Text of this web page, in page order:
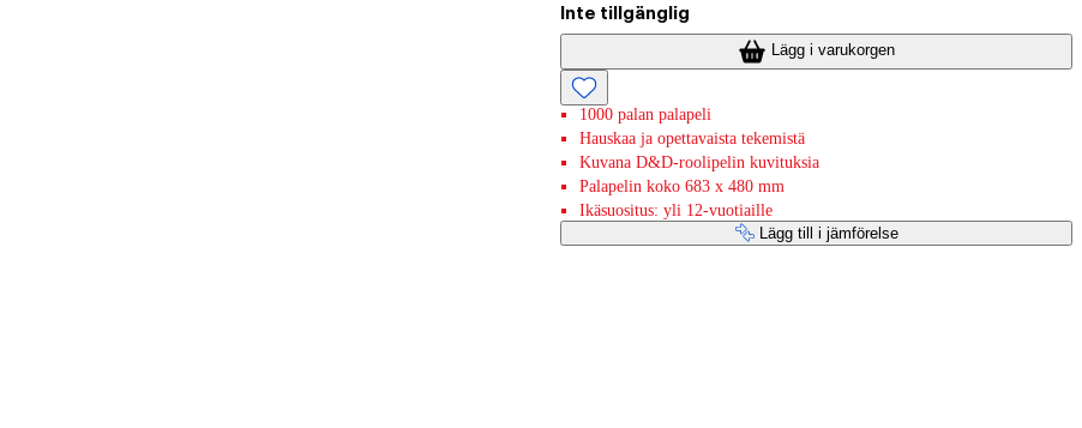
Inte tillgänglig
Lägg i varukorgen
1000 palan palapeli
Hauskaa ja opettavaista tekemistä
Kuvana D&D-roolipelin kuvituksia
Palapelin koko 683 x 480 mm
Ikäsuositus: yli 12-vuotiaille
Lägg till i jämförelse